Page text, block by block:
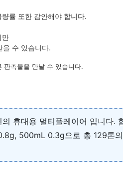
률 또한 감안해야 합니다.
만
수 있습니다.
판촉물을 만날 수 있습니다.
휴대용 멀티플레이어 입니다.
500mL 0.3g으로 총 129톤